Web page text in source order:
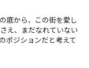
底から、この街を愛し
え、まだなれていない
ポジションだと考えて